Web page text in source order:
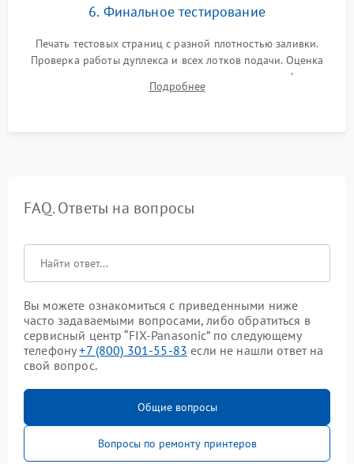
6. Финальное тестирование
Печать тестовых страниц с разной плотностью заливки.
Проверка работы дуплекса и всех лотков подачи. Оценка
качества запекания тонера и полное отсутствие дефектов
изображения перед выдачей готового устройства.
Подробнее
FAQ. Ответы на вопросы
Вы можете ознакомиться с приведенными ниже
часто задаваемыми вопросами, либо обратиться в
сервисный центр “FIX-Panasonic” по следующему
телефону+7 (800) 301-55-83 если не нашли ответ на
свой вопрос.
Общие вопросы
Вопросы по ремонту принтеров